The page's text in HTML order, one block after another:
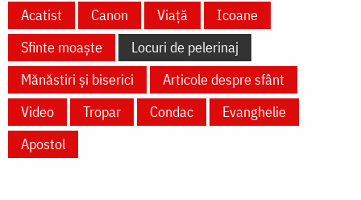
Acatist Canon Viață
Icoane
Sfinte moaște
Locuri de pelerinaj
Mănăstiri și biserici
Articole despre sfânt
Video
Tropar Condac
Evanghelie
Apostol